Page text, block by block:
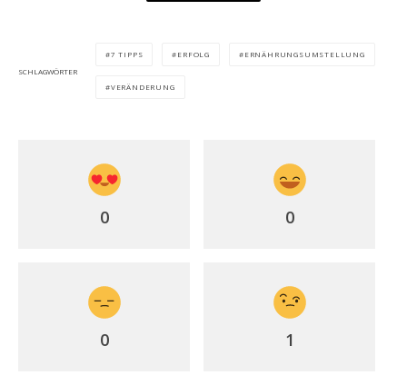
SCHLAGWÖRTER
7 TIPPS ERFOLG ERNÄHRUNGSUMSTELLUNG
VERÄNDERUNG
0 0
0 1